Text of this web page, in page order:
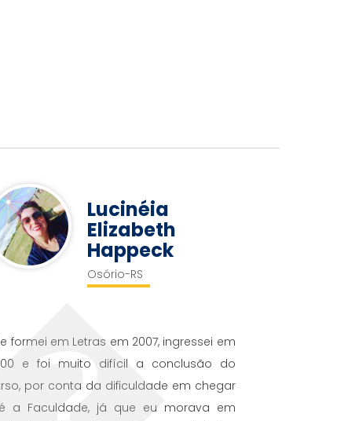
Lucinéia
Elizabeth
Happeck
Osório-RS
formei em Letras em 2007, ingressei em
e foi muito difícil a conclusão do
por conta da dificuldade em chegar
a Faculdade, já que eu morava em